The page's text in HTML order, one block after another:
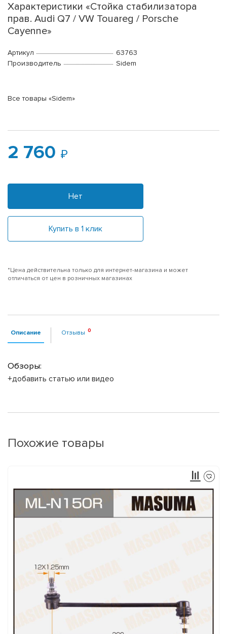
Характеристики «Стойка стабилизатора
прав. Audi Q7 / VW Touareg / Porsche
Cayenne»
Артикул
63763
Производитель
Sidem
Все товары «Sidem»
2 760
Нет
Купить в 1 клик
*Цена действительна только для интернет-магазина и может
отличаться от цен в розничных магазинах
Описание Отзывы
Обзоры:
+добавить статью или видео
Похожие товары